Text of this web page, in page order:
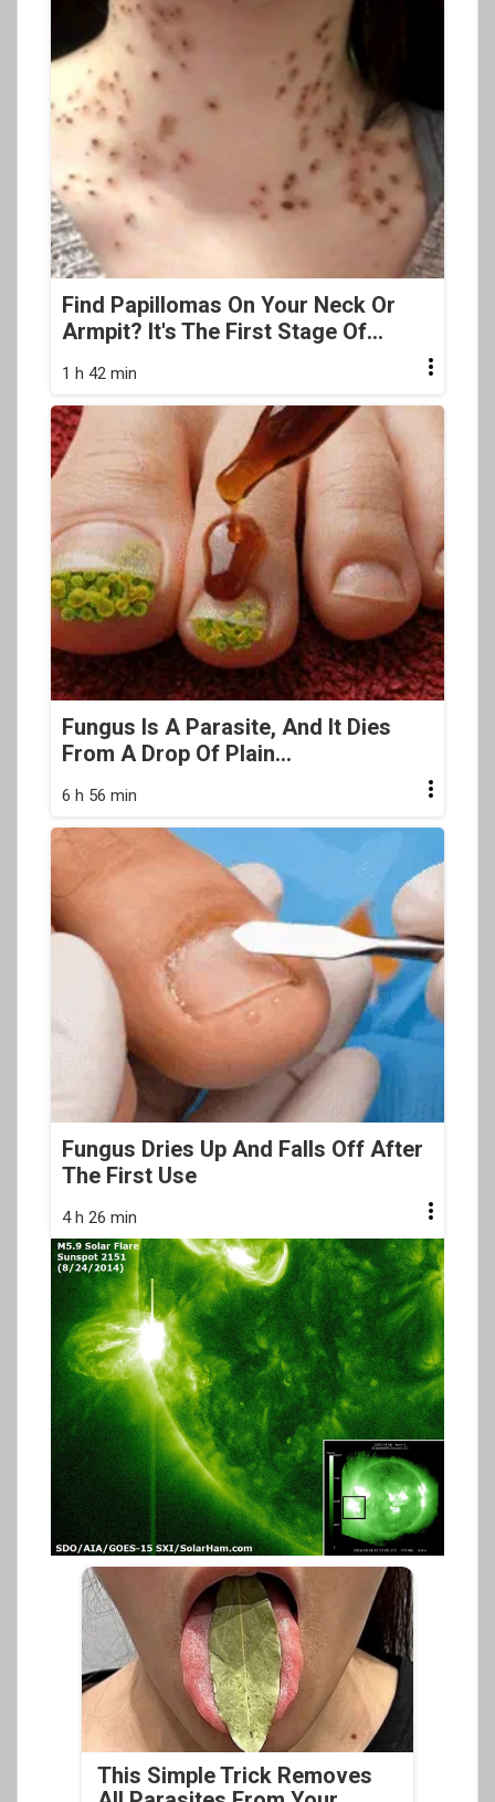
Find Papillomas On Your Neck Or
Armpit? It's The First Stage Of...
1 h 42 min
Fungus Is A Parasite, And It Dies
From A Drop Of Plain...
6 h 56 min
Fungus Dries Up And Falls Off After
The First Use
4 h 26 min
This Simple Trick Removes